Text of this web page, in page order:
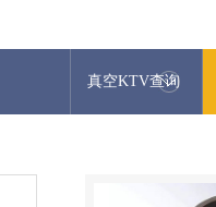
真空KTV查询